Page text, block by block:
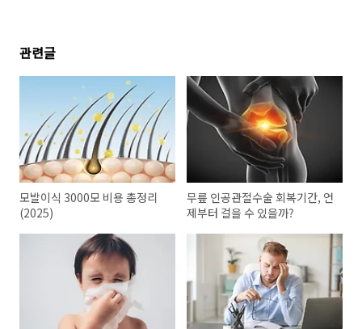
관련글
모발이식 3000모 비용 총정리
(2025)
무릎 인공관절수술 회복기간, 언
제부터 걸을 수 있을까?